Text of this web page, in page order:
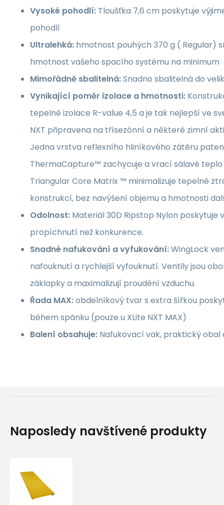
Vysoké pohodlí: Tloušťka 7,6 cm poskytuje
pohodlí
Ultralehká: hmotnost pouhých 370 g ( Regular)
hmotnost vašeho spacího systému na minimum
Mimořádně sbalitelná:Snadno sbalitelná do
Vynikající poměr izolace a hmotnosti:
tepelné izolace R-value 4,5 a je tak nejlepší ve
NXT připravena na třísezónní a některé zimní
Jedna vrstva reflexního hliníkového zátěru
ThermaCapture™ zachycuje a vrací sálavé
Triangular Core Matrix ™ minimalizuje tepelné
konstrukcí, bez navýšení objemu a hmotnosti
Odolnost: Materiál 30D Ripstop Nylon
propíchnutí než konkurence.
Snadné nafukování a vyfukování:WingLock
nafouknutí a rychlejší vyfouknutí. Ventily jsou
záklapky a maximalizují proudění vzduchu.
Řada MAX:obdelníkový tvar s extra šířkou
během spánku (pouze u XLite NXT MAX)
Balení obsahuje: Nafukovací vak, praktický obal
Naposledy navštívené produkty